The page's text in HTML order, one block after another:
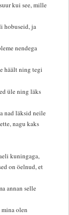
kui see, mille
hobuseid, ja
nendega
häält ning tegi
üle ning läks
nad läksid neile
nagu kaks
kuningaga,
on öelnud, et
annan selle
olen